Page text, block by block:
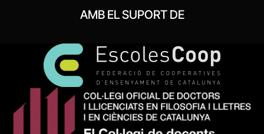
AMB EL SUPORT DE